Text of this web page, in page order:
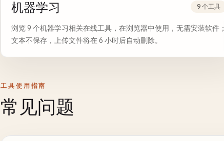
机器学习 9 个工具
浏览 9 个机器学习相关在线工具，在浏览器中使用，无需安装软件；
文本不保存，上传文件将在 6 小时后自动删除。
工具使用指南
常见问题